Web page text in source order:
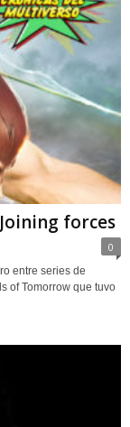
forces
0
entre series de
of Tomorrow que tuvo